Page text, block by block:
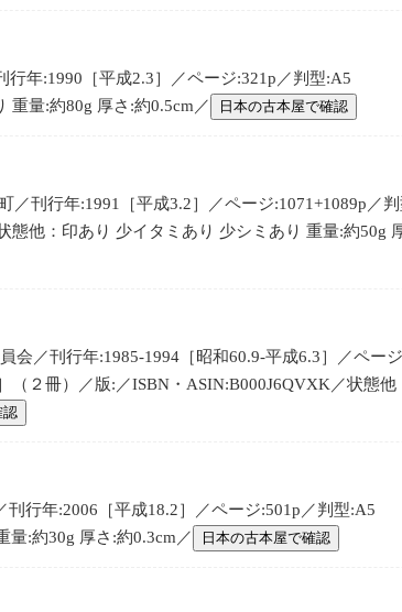
年:1990［平成2.3］／ページ:321p／判型:A5
重量:約80g 厚さ:約0.5cm／
日本の古本屋で確認
／刊行年:1991［平成3.2］／ページ:1071+1089p／
他：印あり 少イタミあり 少シミあり 重量:約50g
会／刊行年:1985-1994［昭和60.9-平成6.3］／ペー
（２冊）／版:／ISBN・ASIN:B000J6QVXK／状態
認
行年:2006［平成18.2］／ページ:501p／判型:A5
量:約30g 厚さ:約0.3cm／
日本の古本屋で確認